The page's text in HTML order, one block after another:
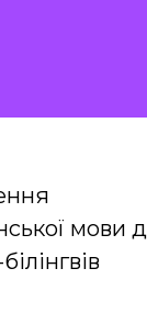
мови